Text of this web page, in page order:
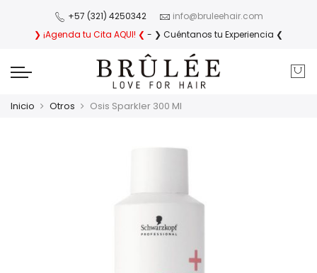
+57 (321) 4250342
info@bruleehair.com
❯ ¡Agenda tu Cita AQUI! ❮ - ❯ Cuéntanos tu Experiencia ❮
Inicio Otros Osis Sparkler 300 Ml